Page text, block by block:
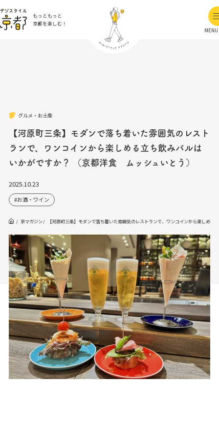
もっともっと
京都を楽しむ！
MENU
グルメ・お土産
【河原町三条】モダンで落ち着いた雰囲気のレスト
ランで、ワンコインから楽しめる立ち飲みバルは
いかがですか？ （京都洋食 ムッシュいとう）
2025.10.23
お酒・ワイン
京マガジン 【河原町三条】モダンで落ち着いた雰囲気のレストランで、ワンコインから楽しめ